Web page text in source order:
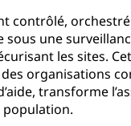
contrôlé,
une
les
organisations
transforme
population.